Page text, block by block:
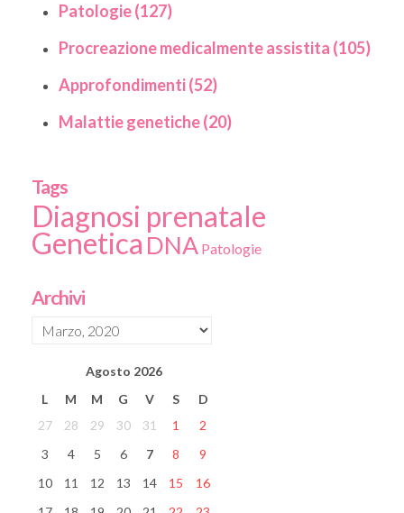
Patologie (127)
Procreazione medicalmente assistita (105)
Approfondimenti (52)
Malattie genetiche (20)
Tags
Diagnosi prenatale
Genetica DNA Patologie
Archivi
Agosto 2026
L
M M G V S
D
27
28 29 30 31 1
2
3
4 5 6 7 8
9
10
11 12 13 14 15
16